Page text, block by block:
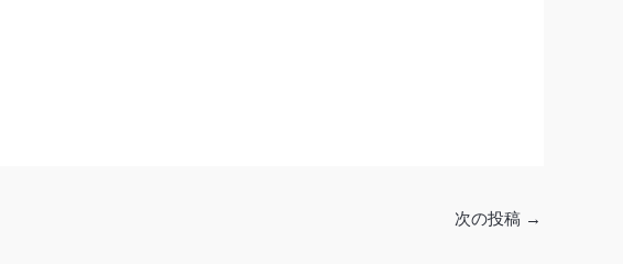
次の投稿 →